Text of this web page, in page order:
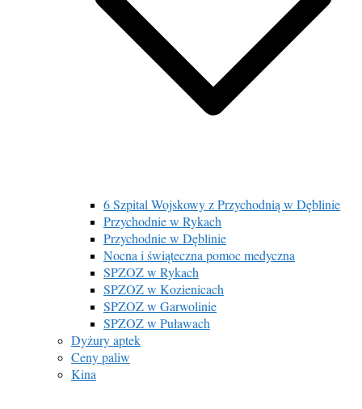
6 Szpital Wojskowy z Przychodnią w Dęblinie
Przychodnie w Rykach
Przychodnie w Dęblinie
Nocna i świąteczna pomoc medyczna
SPZOZ w Rykach
SPZOZ w Kozienicach
SPZOZ w Garwolinie
SPZOZ w Puławach
Dyżury aptek
Ceny paliw
Kina